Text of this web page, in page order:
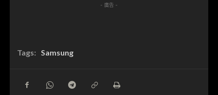
- 廣告 -
Tags: Samsung